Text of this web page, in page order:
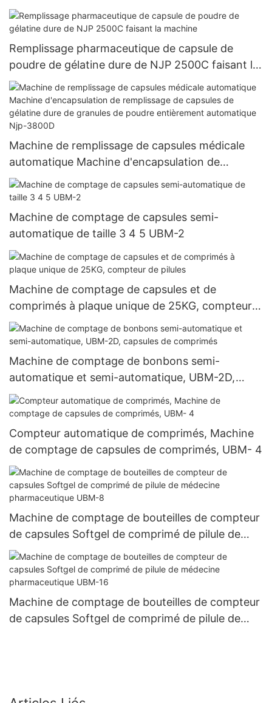
pilule de granule de poudre de remplissage de
capsule Njp 1500D
Remplissage pharmaceutique de capsule de
poudre de gélatine dure de NJP 2500C faisant la
machine
Machine de remplissage de capsules médicale
automatique Machine d'encapsulation de
remplissage de capsules de gélatine dure de
granules de poudre entièrement automatique
Njp-3800D
Machine de comptage de capsules semi-
automatique de taille 3 4 5 UBM-2
Machine de comptage de capsules et de
comprimés à plaque unique de 25KG, compteur
de pilules
Machine de comptage de bonbons semi-
automatique et semi-automatique, UBM-2D,
capsules de comprimés
Compteur automatique de comprimés, Machine
de comptage de capsules de comprimés, UBM- 4
Machine de comptage de bouteilles de compteur
de capsules Softgel de comprimé de pilule de
médecine pharmaceutique UBM-8
Machine de comptage de bouteilles de compteur
de capsules Softgel de comprimé de pilule de